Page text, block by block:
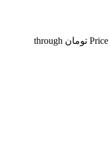
Price range: 3,000 تومان through